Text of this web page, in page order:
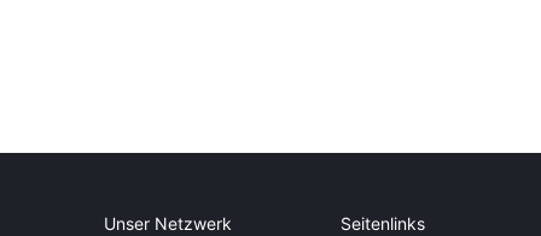
Unser Netzwerk Seitenlinks